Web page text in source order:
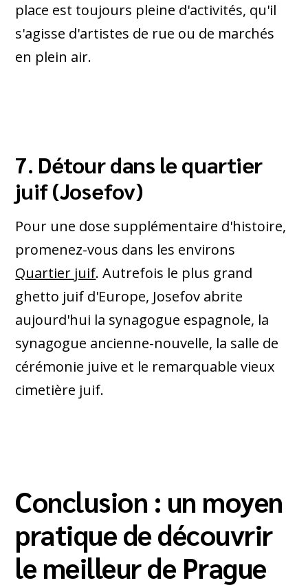
place est toujours pleine d'activités, qu'il
s'agisse d'artistes de rue ou de marchés
en plein air.
7. Détour dans le quartier
juif (Josefov)
Pour une dose supplémentaire d'histoire,
promenez-vous dans les environs
Quartier juif. Autrefois le plus grand
ghetto juif d'Europe, Josefov abrite
aujourd'hui la synagogue espagnole, la
synagogue ancienne-nouvelle, la salle de
cérémonie juive et le remarquable vieux
cimetière juif.
Conclusion : un moyen
pratique de découvrir
le meilleur de Prague